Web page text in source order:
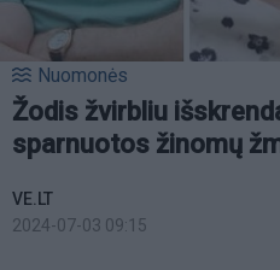
Nuomonės
Žodis žvirbliu
sparnuotos žinomų
VE.LT
2024-07-03 09:15